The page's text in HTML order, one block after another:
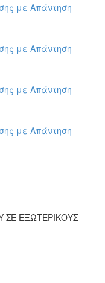
με Απάντηση
με Απάντηση
με Απάντηση
με Απάντηση
ΣΕ ΕΞΩΤΕΡΙΚΟΥΣ